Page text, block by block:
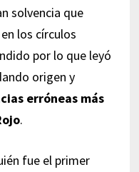
solvencia que
los círculos
por lo que leyó
origen y
erróneas más
.
fue el primer